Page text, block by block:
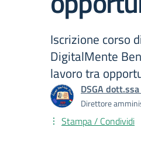
Iscrizione corso
DigitalMente
lavoro tra
DSGA
Direttore
Stampa / Condividi